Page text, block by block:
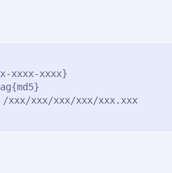
xxxx-xxxx}
: /xxx/xxx/xxx/xxx/xxx.xxx